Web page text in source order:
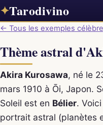
✦Tarodivino
← Tous les exemples
Thème astral
Akira Kurosawa, né le
mars 1910 à Ōi, Japon.
Soleil est en Bélier.
portrait astral (planètes